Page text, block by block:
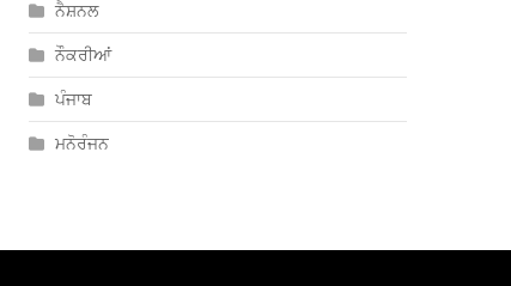
ਨੈਸ਼ਨਲ
ਨੌਕਰੀਆਂ
ਪੰਜਾਬ
ਮਨੋਰੰਜਨ